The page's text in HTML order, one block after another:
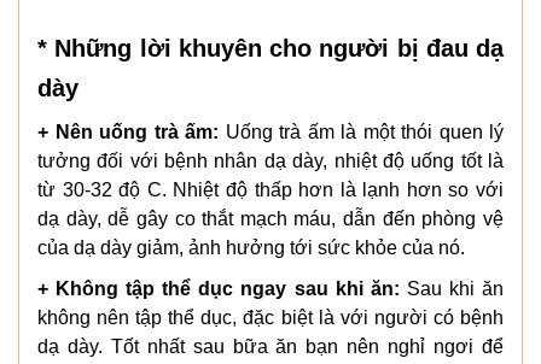
* Những lời khuyên cho người bị đau dạ
dày
+ Nên uống trà ấm: Uống trà ấm là một thói quen lý
tưởng đối với bệnh nhân dạ dày, nhiệt độ uống tốt là
từ 30-32 độ C. Nhiệt độ thấp hơn là lạnh hơn so với
dạ dày, dễ gây co thắt mạch máu, dẫn đến phòng vệ
của dạ dày giảm, ảnh hưởng tới sức khỏe của nó.
+ Không tập thể dục ngay sau khi ăn: Sau khi ăn
không nên tập thể dục, đặc biệt là với người có bệnh
dạ dày. Tốt nhất sau bữa ăn bạn nên nghỉ ngơi để